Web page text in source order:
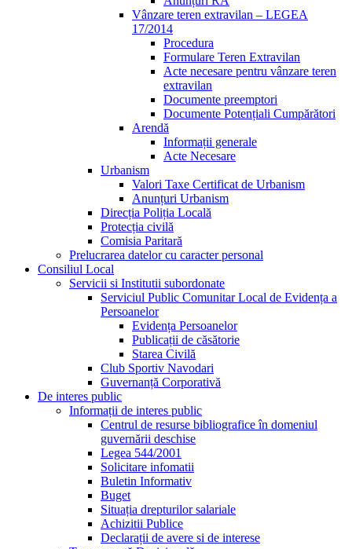
Vânzare teren extravilan – LEGEA
17/2014
Procedura
Formulare Teren Extravilan
Acte necesare pentru vânzare teren
extravilan
Documente preemptori
Documente Potențiali Cumpărători
Arendă
Informații generale
Acte Necesare
Urbanism
Valori Taxe Certificat de Urbanism
Anunțuri Urbanism
Direcția Poliția Locală
Protecția civilă
Comisia Paritară
Prelucrarea datelor cu caracter personal
Consiliul Local
Servicii si Institutii subordonate
Serviciul Public Comunitar Local de Evidența a
Persoanelor
Evidența Persoanelor
Publicații de căsătorie
Starea Civilă
Club Sportiv Navodari
Guvernanță Corporativă
De interes public
Informații de interes public
Centrul de resurse bibliografice în domeniul
guvernării deschise
Legea 544/2001
Solicitare infomatii
Buletin Informativ
Buget
Situația drepturilor salariale
Achizitii Publice
Declarații de avere si de interese